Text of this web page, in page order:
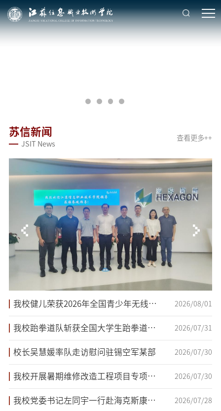
苏信新闻
JSIT News
查看更多++
我校健儿荣获2026年全国青少年无线电测向锦标赛金牌 2026/08/01
我校跆拳道队斩获全国大学生跆拳道锦标赛总决赛一等奖 2026/07/31
校长吴慧媛率队走访慰问驻锡空军某部 2026/07/30
我校开展暑期维修改造工程项目专项检查 2026/07/30
我校党委书记左同宇一行赴海克斯康中国访问 2026/07/28